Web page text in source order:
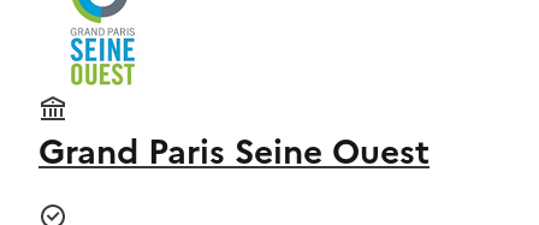
Grand Paris Seine Ouest